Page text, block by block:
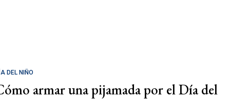
DEL NIÑO
armar una pijamada por el Día del